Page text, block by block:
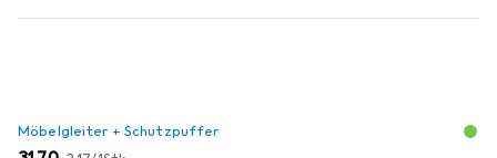
Möbelgleiter + Schutzpuffer
EUR